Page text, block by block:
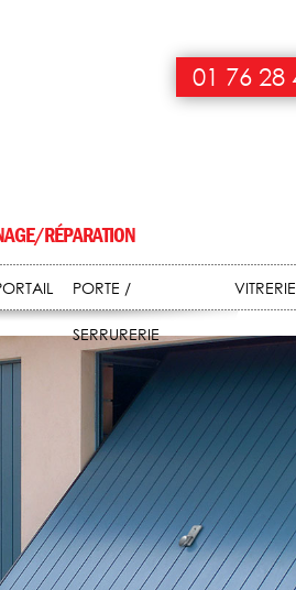
01 76 28
RÉPARATION
PORTE /
SERRURERIE
VITRERIE